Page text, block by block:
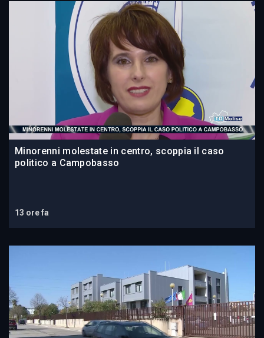
Minorenni molestate in centro, scoppia il caso
politico a Campobasso
13 ore fa